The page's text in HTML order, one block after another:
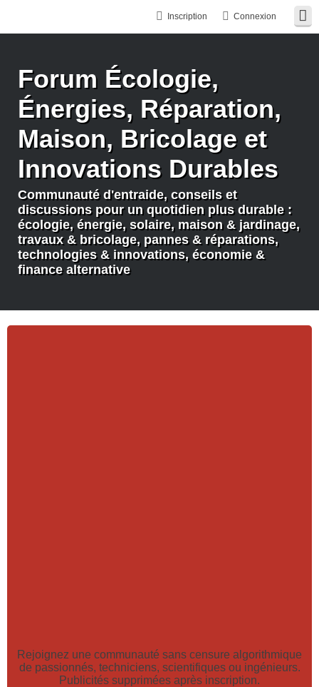
Connexion
Inscription
Forum Écologie,
Énergies, Réparation,
Maison, Bricolage et
Innovations Durables
Communauté d'entraide, conseils et
discussions pour un quotidien plus durable :
écologie, énergie, solaire, maison & jardinage,
travaux & bricolage, pannes & réparations,
technologies & innovations, économie &
finance alternative
Rejoignez une communauté sans censure algorithmique
de passionnés, techniciens, scientifiques ou ingénieurs.
Publicités supprimées après inscription.